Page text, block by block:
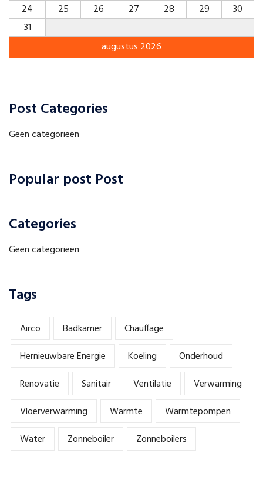
augustus 2026
24
25 26 27 28 29
30
31
Post Categories
Geen categorieën
Popular post Post
Categories
Geen categorieën
Tags
Airco Badkamer
Chauffage
Hernieuwbare Energie
Koeling
Onderhoud
Renovatie
Sanitair Ventilatie
Verwarming
Vloerverwarming
Warmte
Warmtepompen
Water
Zonneboiler Zonneboilers